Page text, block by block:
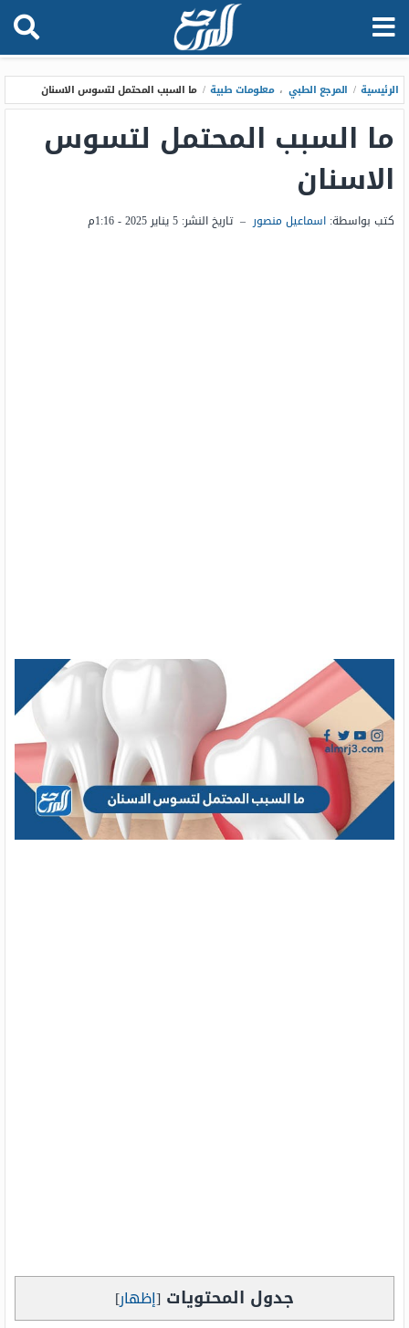
الرئيسية / المرجع الطبي ، معلومات طبية / ما السبب المحتمل لتسوس الاسنان
ما السبب المحتمل لتسوس
الاسنان
كتب بواسطة: اسماعيل منصور – تاريخ النشر: 5 يناير 2025 - 1:16م
جدول المحتويات [إظهار]